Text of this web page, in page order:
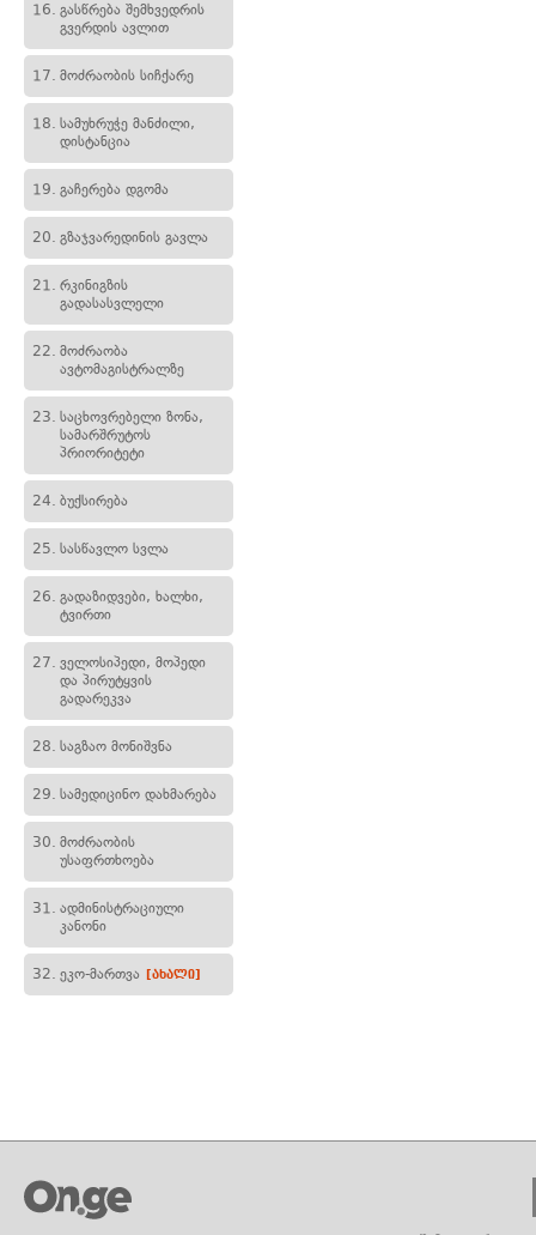
16. გასწრება შემხვედრის
გვერდის ავლით
17. მოძრაობის სიჩქარე
18. სამუხრუჭე მანძილი,
დისტანცია
19. გაჩერება დგომა
20. გზაჯვარედინის გავლა
21. რკინიგზის
გადასასვლელი
22. მოძრაობა
ავტომაგისტრალზე
23. საცხოვრებელი ზონა,
სამარშრუტოს
პრიორიტეტი
24. ბუქსირება
25. სასწავლო სვლა
26. გადაზიდვები, ხალხი,
ტვირთი
27. ველოსიპედი, მოპედი
და პირუტყვის
გადარეკვა
28. საგზაო მონიშვნა
29. სამედიცინო დახმარება
30. მოძრაობის
უსაფრთხოება
31. ადმინისტრაციული
კანონი
32. ეკო-მართვა [ახალი]